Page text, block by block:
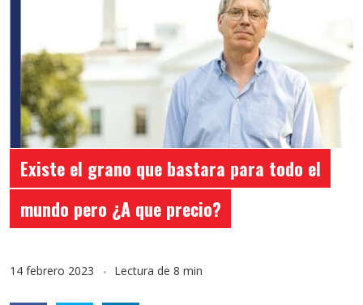
Existe el grano que bastara para todo el
mundo pero ¿A que precio?
14 febrero 2023 Lectura de 8 min